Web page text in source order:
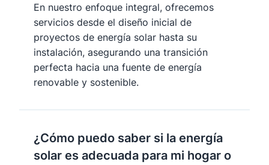
En nuestro enfoque integral, ofrecemos
servicios desde el diseño inicial de
proyectos de energía solar hasta su
instalación, asegurando una transición
perfecta hacia una fuente de energía
renovable y sostenible.
¿Cómo puedo saber si la energía
solar es adecuada para mi hogar o